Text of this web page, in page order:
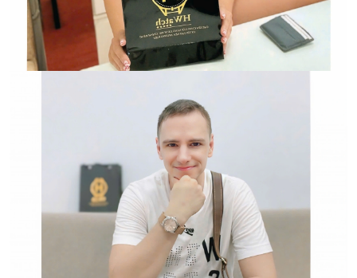
Đồng Hồ Chính Hãng
Hwatch Chuyên Nhập khẩu Và Phân Phối Các Loại
Đồng Hồ Chính Hãng